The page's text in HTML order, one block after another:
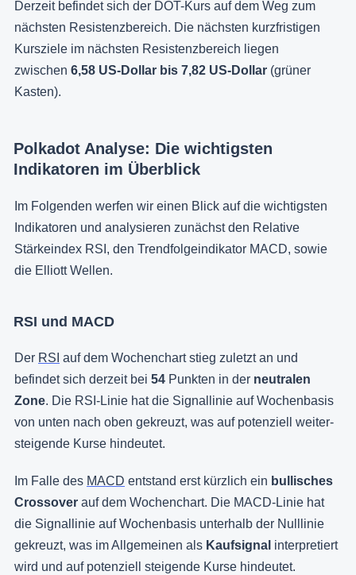
Derzeit befindet sich der DOT-Kurs auf dem Weg zum
nächsten Resistenzbereich. Die nächsten kurzfristigen
Kursziele im nächsten Resistenzbereich liegen
zwischen 6,58 US-Dollar bis 7,82 US-Dollar (grüner
Kasten).
Polkadot Analyse: Die wichtigsten
Indikatoren im Überblick
Im Folgenden werfen wir einen Blick auf die wichtigsten
Indikatoren und analysieren zunächst den Relative
Stärkeindex RSI, den Trendfolgeindikator MACD, sowie
die Elliott Wellen.
RSI und MACD
Der RSI auf dem Wochenchart stieg zuletzt an und
befindet sich derzeit bei 54 Punkten in der neutralen
Zone. Die RSI-Linie hat die Signallinie auf Wochenbasis
von unten nach oben gekreuzt, was auf potenziell weiter-
steigende Kurse hindeutet.
Im Falle des MACD entstand erst kürzlich ein bullisches
Crossover auf dem Wochenchart. Die MACD-Linie hat
die Signallinie auf Wochenbasis unterhalb der Nulllinie
gekreuzt, was im Allgemeinen als Kaufsignal interpretiert
wird und auf potenziell steigende Kurse hindeutet.